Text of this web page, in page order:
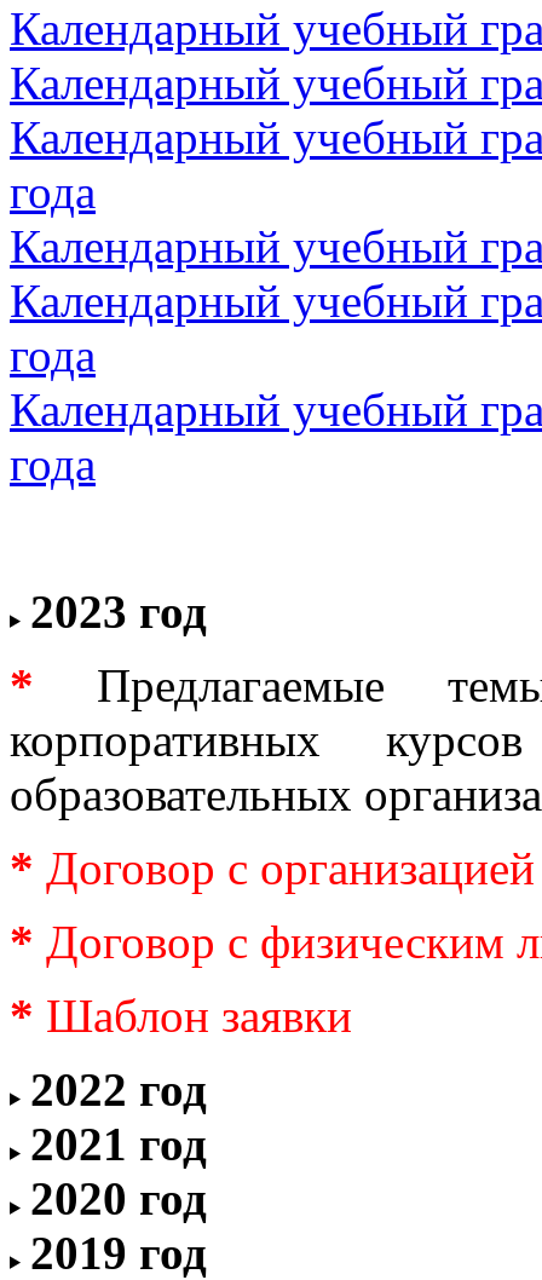
Календарный учебный
Календарный учебный
Календарный учебный
года
Календарный учебный
Календарный учебный
года
Календарный учебный
года
2023 год
* Предлагаемые
корпоративных
образовательных
* Договор с организацией
* Договор с физическим
* Шаблон заявки
2022 год
2021 год
2020 год
2019 год